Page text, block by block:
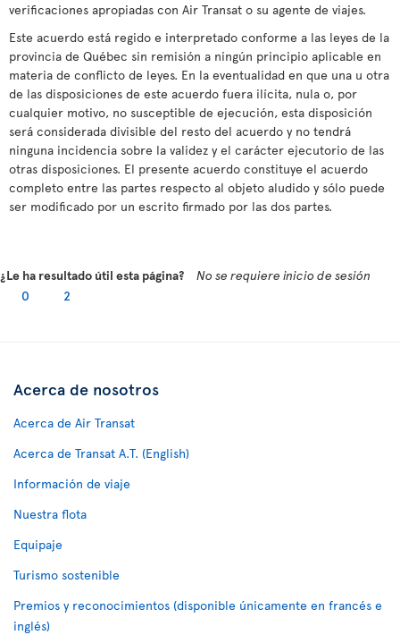
verificaciones apropiadas con Air Transat o su agente de viajes.
Este acuerdo está regido e interpretado conforme a las leyes de la
provincia de Québec sin remisión a ningún principio aplicable en
materia de conflicto de leyes. En la eventualidad en que una u otra
de las disposiciones de este acuerdo fuera ilícita, nula o, por
cualquier motivo, no susceptible de ejecución, esta disposición
será considerada divisible del resto del acuerdo y no tendrá
ninguna incidencia sobre la validez y el carácter ejecutorio de las
otras disposiciones. El presente acuerdo constituye el acuerdo
completo entre las partes respecto al objeto aludido y sólo puede
ser modificado por un escrito firmado por las dos partes.
¿Le ha resultado útil esta página?
No se requiere inicio de sesión
0
2
Acerca de nosotros
Acerca de Air Transat
Acerca de Transat A.T. (English)
Información de viaje
Nuestra flota
Equipaje
Turismo sostenible
Premios y reconocimientos (disponible únicamente en francés e
inglés)